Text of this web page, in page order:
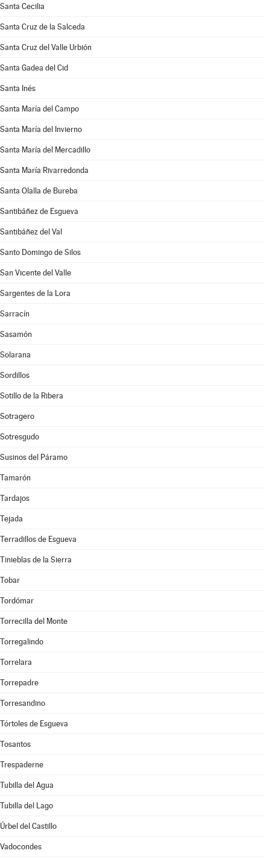
Santa Cecilia
Santa Cruz de la Salceda
Santa Cruz del Valle Urbión
Santa Gadea del Cid
Santa Inés
Santa María del Campo
Santa María del Invierno
Santa María del Mercadillo
Santa María Rivarredonda
Santa Olalla de Bureba
Santibáñez de Esgueva
Santibáñez del Val
Santo Domingo de Silos
San Vicente del Valle
Sargentes de la Lora
Sarracín
Sasamón
Solarana
Sordillos
Sotillo de la Ribera
Sotragero
Sotresgudo
Susinos del Páramo
Tamarón
Tardajos
Tejada
Terradillos de Esgueva
Tinieblas de la Sierra
Tobar
Tordómar
Torrecilla del Monte
Torregalindo
Torrelara
Torrepadre
Torresandino
Tórtoles de Esgueva
Tosantos
Trespaderne
Tubilla del Agua
Tubilla del Lago
Úrbel del Castillo
Vadocondes